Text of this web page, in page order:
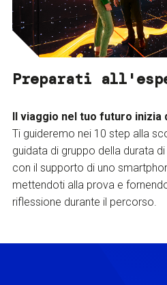
Preparati
Il viaggio nel tuo futuro inizia
Ti guideremo nei 10 step alla
guidata di gruppo della durata
con il supporto di uno
mettendoti alla prova e
riflessione durante il percorso.